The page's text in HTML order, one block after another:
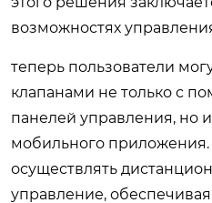
возможностях
теперь пользователи
клапанами не только с
панелей управления, но
мобильного приложения.
осуществлять
управление,